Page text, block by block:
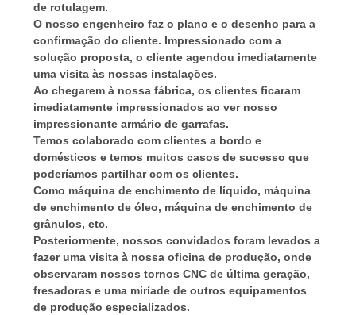
PRIVACY
POLICY
de rotulagem.
O nosso engenheiro faz o plano e o desenho para a
confirmação do cliente. Impressionado com a
solução proposta, o cliente agendou imediatamente
uma visita às nossas instalações.
Ao chegarem à nossa fábrica, os clientes ficaram
imediatamente impressionados ao ver nosso
impressionante armário de garrafas.
Temos colaborado com clientes a bordo e
domésticos e temos muitos casos de sucesso que
poderíamos partilhar com os clientes.
Como máquina de enchimento de líquido, máquina
de enchimento de óleo, máquina de enchimento de
grânulos, etc.
Posteriormente, nossos convidados foram levados a
fazer uma visita à nossa oficina de produção, onde
observaram nossos tornos CNC de última geração,
fresadoras e uma miríade de outros equipamentos
de produção especializados.